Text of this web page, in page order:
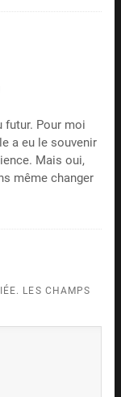
futur. Pour moi
a eu le souvenir
Mais oui,
même changer
LES CHAMPS